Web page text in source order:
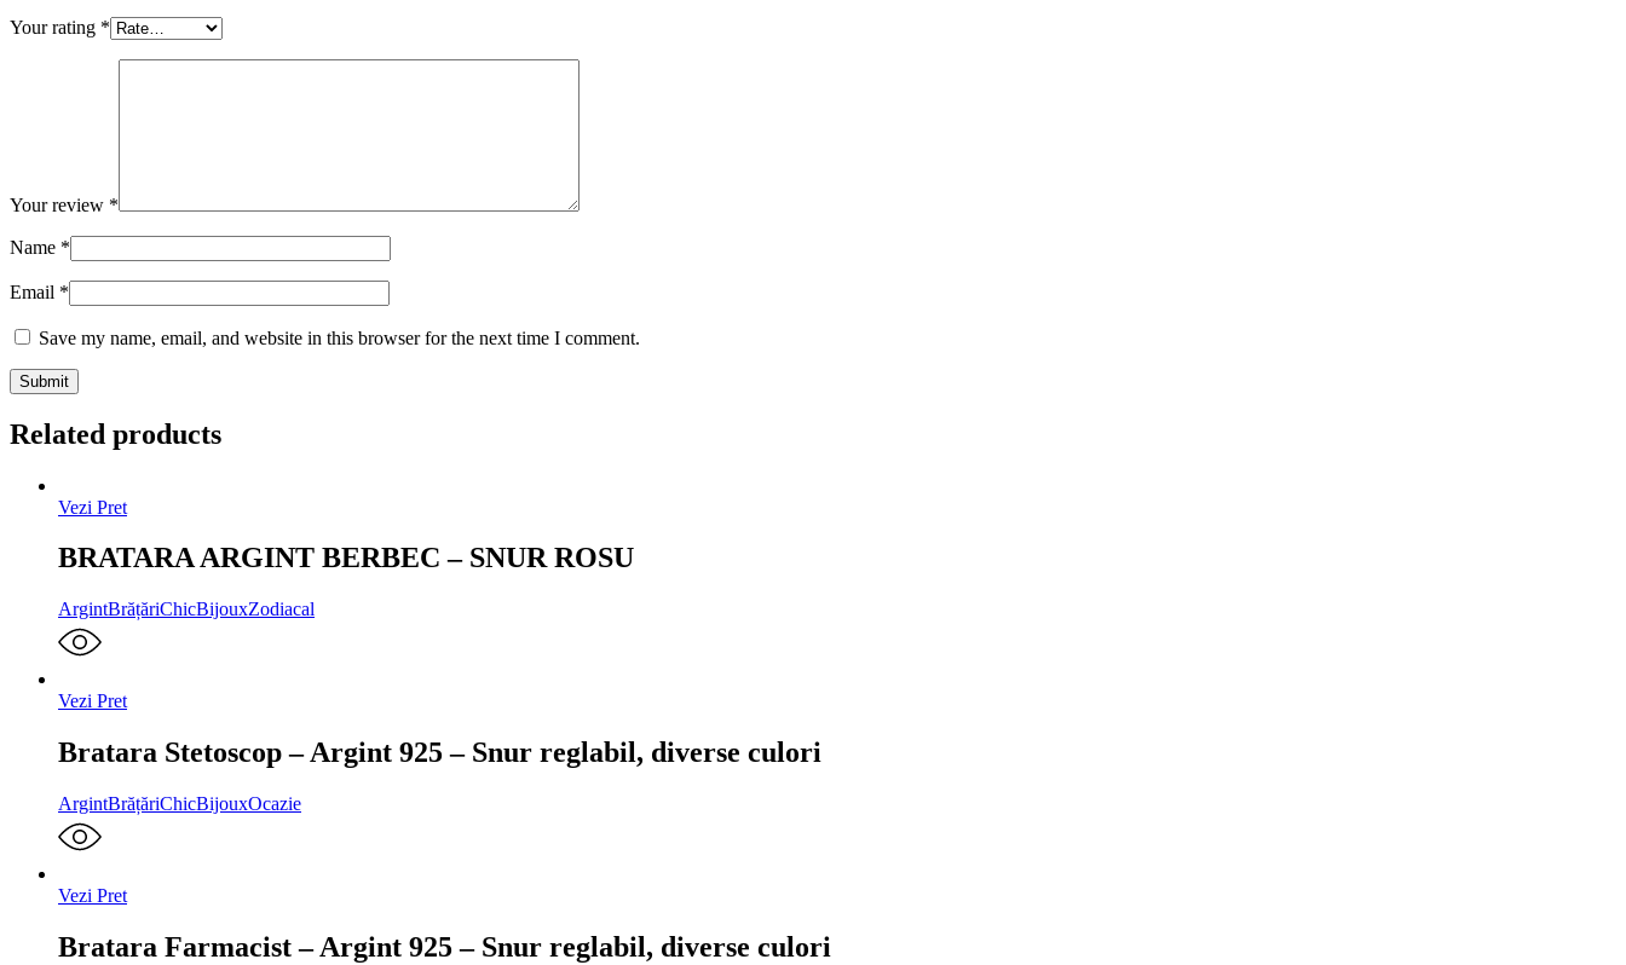
Your rating *
Your review *
Name *
Email *
Save my name, email, and website in this browser for the next time I comment.
Related products
Vezi Pret
BRATARA ARGINT BERBEC – SNUR ROSU
ArgintBrățăriChicBijouxZodiacal
Vezi Pret
Bratara Stetoscop – Argint 925 – Snur reglabil, diverse culori
ArgintBrățăriChicBijouxOcazie
Vezi Pret
Bratara Farmacist – Argint 925 – Snur reglabil, diverse culori